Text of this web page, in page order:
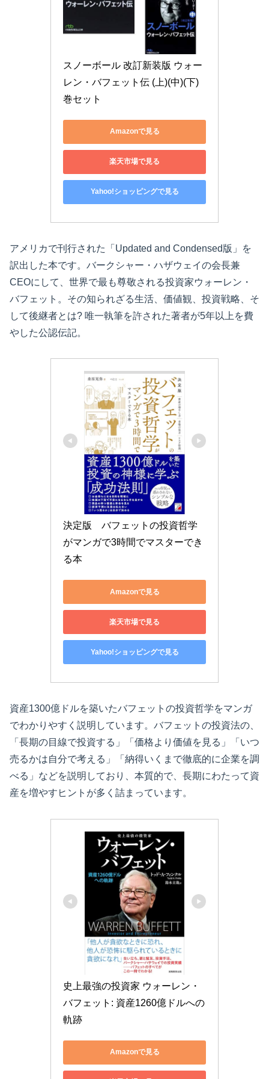
スノーボール 改訂新装版 ウォー
レン・バフェット伝 (上)(中)(下)
巻セット
Amazonで見る
楽天市場で見る
Yahoo!ショッピングで見る
アメリカで刊行された「Updated and Condensed版」を
訳出した本です。バークシャー・ハザウェイの会長兼
CEOにして、世界で最も尊敬される投資家ウォーレン・
バフェット。その知られざる生活、価値観、投資戦略、そ
して後継者とは? 唯一執筆を許された著者が5年以上を費
やした公認伝記。
決定版　バフェットの投資哲学
がマンガで3時間でマスターでき
る本
Amazonで見る
楽天市場で見る
Yahoo!ショッピングで見る
資産1300億ドルを築いたバフェットの投資哲学をマンガ
でわかりやすく説明しています。バフェットの投資法の、
「長期の目線で投資する」「価格より価値を見る」「いつ
売るかは自分で考える」「納得いくまで徹底的に企業を調
べる」などを説明しており、本質的で、長期にわたって資
産を増やすヒントが多く詰まっています。
史上最強の投資家 ウォーレン・
バフェット: 資産1260億ドルへの
軌跡
Amazonで見る